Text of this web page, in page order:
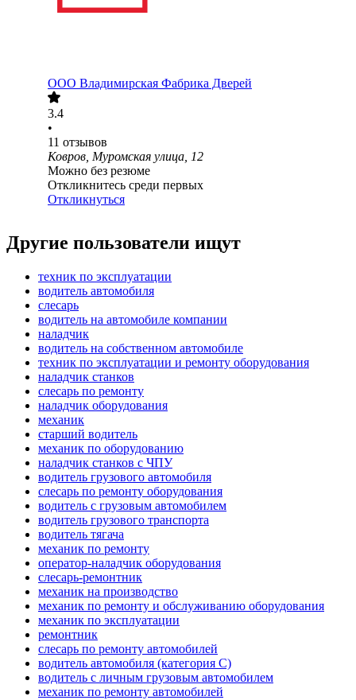
ООО Владимирская Фабрика Дверей
3.4
•
11 отзывов
Ковров, Муромская улица, 12
Можно без резюме
Откликнитесь среди первых
Откликнуться
Другие пользователи ищут
техник по эксплуатации
водитель автомобиля
слесарь
водитель на автомобиле компании
наладчик
водитель на собственном автомобиле
техник по эксплуатации и ремонту оборудования
наладчик станков
слесарь по ремонту
наладчик оборудования
механик
старший водитель
механик по оборудованию
наладчик станков с ЧПУ
водитель грузового автомобиля
слесарь по ремонту оборудования
водитель с грузовым автомобилем
водитель грузового транспорта
водитель тягача
механик по ремонту
оператор-наладчик оборудования
слесарь-ремонтник
механик на производство
механик по ремонту и обслуживанию оборудования
механик по эксплуатации
ремонтник
слесарь по ремонту автомобилей
водитель автомобиля (категория C)
водитель с личным грузовым автомобилем
механик по ремонту автомобилей